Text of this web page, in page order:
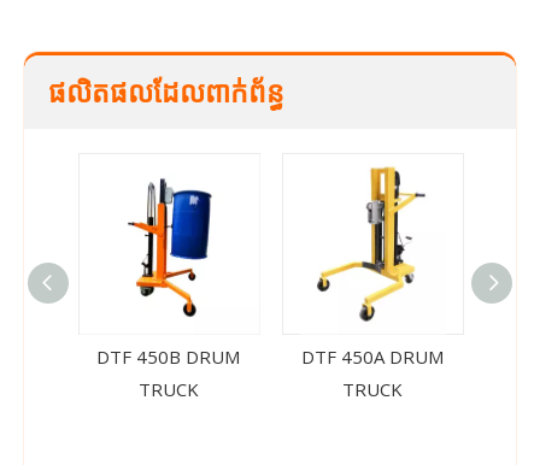
ផលិតផលដែលពាក់ព័ន្ធ
DTF 450B DRUM
TRUCK
DTF 450A DRUM
TRUCK